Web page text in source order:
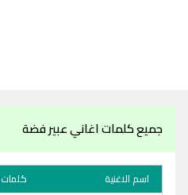
جميع كلمات اغاني عبير فضة
اسم الاغنية كلمات